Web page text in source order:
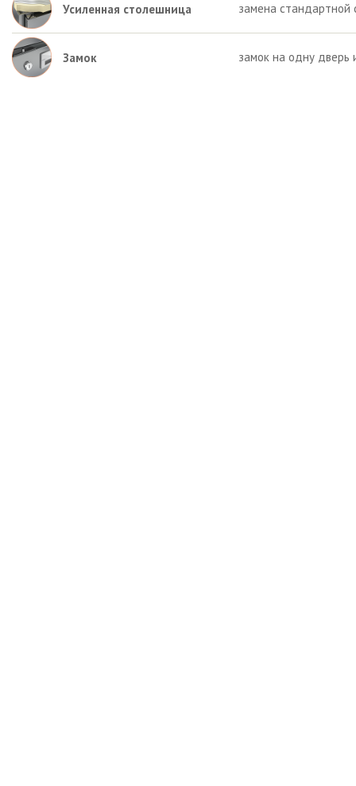
Усиленная столешница замена стандартной
Замок замок на одну дверь